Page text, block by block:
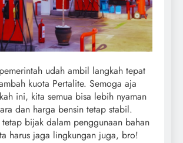
udah ambil langkah tepat
kuota Pertalite. Semoga aja
ini, kita semua bisa lebih nyaman
dan harga bensin tetap stabil.
tetap bijak dalam penggunaan bahan
harus jaga lingkungan juga, bro!